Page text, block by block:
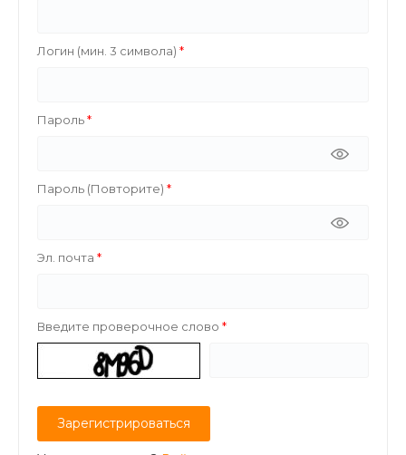
Логин (мин. 3 символа)
Пароль
Пароль (Повторите)
Эл. почта
Введите проверочное слово